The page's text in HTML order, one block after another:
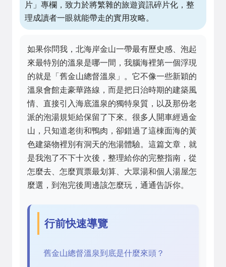
片」專欄，致力於將繁雜的旅遊資訊碎片化，整
理成讀者一眼就能帶走的實用攻略。
如果你問我，北海岸金山一帶最有歷史感、泡起
來最特別的溫泉是哪一間，我腦海裡第一個浮現
的就是「舊金山總督溫泉」。它不像一些新穎的
溫泉會館走豪華路線，而是把日治時期的建築風
情、直接引入海底溫泉的獨特泉質，以及那份老
派的泡湯規矩給保留了下來。很多人開車經過金
山，只知道老街和鴨肉，卻錯過了這棟面海的黃
色建築物裡別有洞天的泡湯體驗。這篇文章，就
是我泡了不下十次後，整理給你的完整指南，從
怎麼去、怎麼買票最划算、大眾湯和個人湯屋怎
麼選，到泡完後周邊該怎麼玩，通通告訴你。
行前快速導覽
舊金山總督溫泉到底是什麼來頭？